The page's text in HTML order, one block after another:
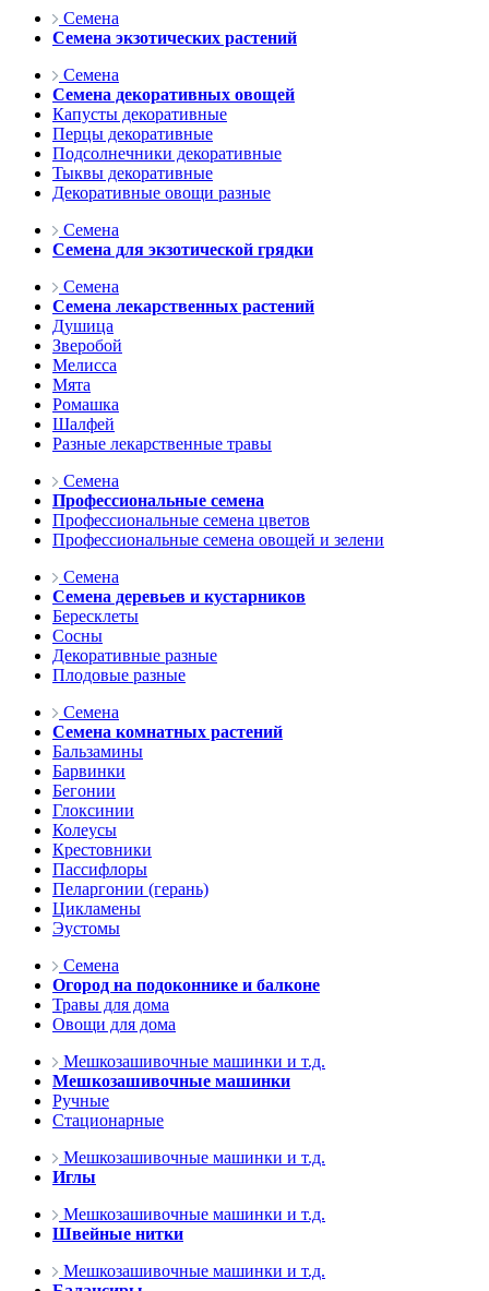
Семена
Семена экзотических растений
Семена
Семена декоративных овощей
Капусты декоративные
Перцы декоративные
Подсолнечники декоративные
Тыквы декоративные
Декоративные овощи разные
Семена
Семена для экзотической грядки
Семена
Семена лекарственных растений
Душица
Зверобой
Мелисса
Мята
Ромашка
Шалфей
Разные лекарственные травы
Семена
Профессиональные семена
Профессиональные семена цветов
Профессиональные семена овощей и зелени
Семена
Семена деревьев и кустарников
Бересклеты
Сосны
Декоративные разные
Плодовые разные
Семена
Семена комнатных растений
Бальзамины
Барвинки
Бегонии
Глоксинии
Колеусы
Крестовники
Пассифлоры
Пеларгонии (герань)
Цикламены
Эустомы
Семена
Огород на подоконнике и балконе
Травы для дома
Овощи для дома
Мешкозашивочные машинки и т.д.
Мешкозашивочные машинки
Ручные
Стационарные
Мешкозашивочные машинки и т.д.
Иглы
Мешкозашивочные машинки и т.д.
Швейные нитки
Мешкозашивочные машинки и т.д.